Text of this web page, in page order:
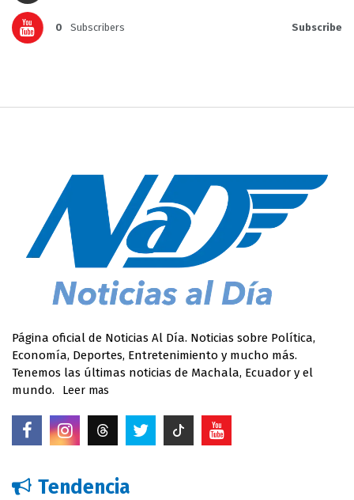
0 Subscribers Subscribe
Página oficial de Noticias Al Día. Noticias sobre Política,
Economía, Deportes, Entretenimiento y mucho más.
Tenemos las últimas noticias de Machala, Ecuador y el
mundo.
Leer mas
Tendencia